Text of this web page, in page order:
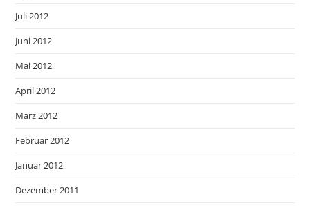
Juli 2012
Juni 2012
Mai 2012
April 2012
März 2012
Februar 2012
Januar 2012
Dezember 2011